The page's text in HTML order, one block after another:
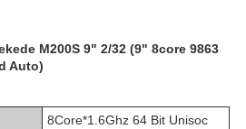
M200S 9" 2/32 (9" 8core 9863
Auto)
8Core*1.6Ghz 64 Bit Unisoc